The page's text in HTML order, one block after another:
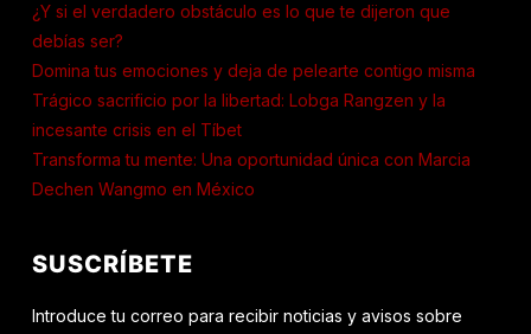
¿Y si el verdadero obstáculo es lo que te dijeron que
debías ser?
Domina tus emociones y deja de pelearte contigo misma
Trágico sacrificio por la libertad: Lobga Rangzen y la
incesante crisis en el Tíbet
Transforma tu mente: Una oportunidad única con Marcia
Dechen Wangmo en México
SUSCRÍBETE
Introduce tu correo para recibir noticias y avisos sobre